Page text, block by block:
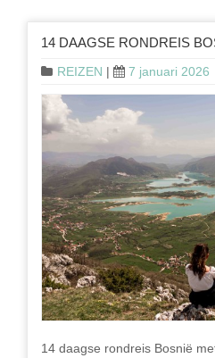
14 DAAGSE RONDREIS
REIZEN | 7 januari 2026
14 daagse rondreis Bosnië